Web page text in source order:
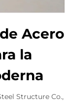
Acero
la
Structure Co.,